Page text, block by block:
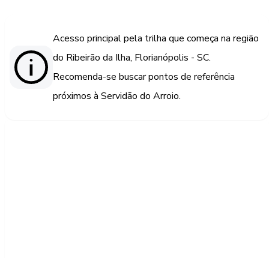
Acesso principal pela trilha que começa na região
do Ribeirão da Ilha, Florianópolis - SC.
Recomenda-se buscar pontos de referência
próximos à Servidão do Arroio.